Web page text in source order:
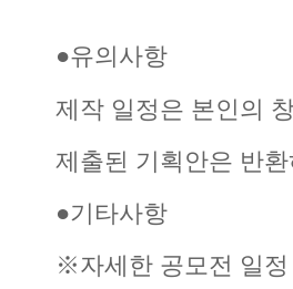
●유의사항
제작 일정은 본인의
제출된 기획안은 반
●기타사항
※자세한 공모전 일